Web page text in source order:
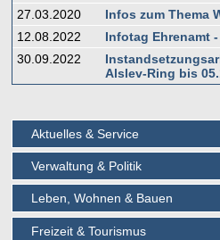
27.03.2020
Infos zum Thema
12.08.2022
Infotag Ehrenamt
30.09.2022
Alslev-Ring bis
Aktuelles & Service
Verwaltung & Politik
Leben, Wohnen & Bauen
Freizeit & Tourismus